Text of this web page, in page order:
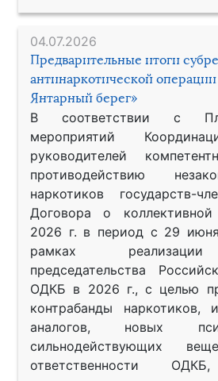
04.07.2026
Предварительные итоги
антинаркотической
Янтарный берег»
В соответствии с
мероприятий
руководителей
противодействию
наркотиков государств-
Договора о
2026 г. в период с 29
рамках реализации
председательства
ОДКБ в 2026 г., с целью
контрабанды наркотиков,
аналогов, новых
сильнодействующих
ответственности